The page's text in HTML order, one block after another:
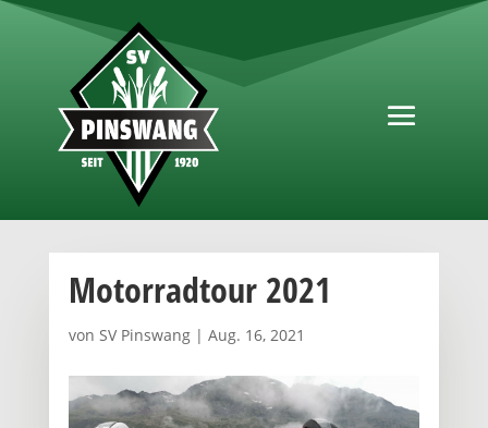
Motorradtour 2021
von SV Pinswang| Aug. 16, 2021